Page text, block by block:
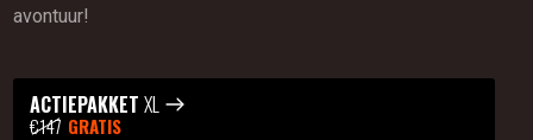
avontuur!
ACTIEPAKKETXL
€147 GRATIS